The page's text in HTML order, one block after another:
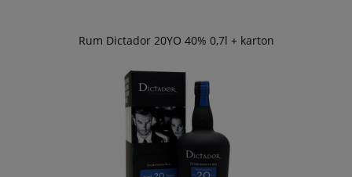
Rum Dictador 20YO 40% 0,7l + karton